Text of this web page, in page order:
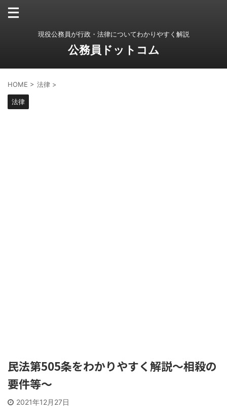
現役公務員が行政・法律についてわかりやすく解説
公務員ドットコム
HOME > 法律 >
法律
民法第505条をわかりやすく解説〜相殺の
要件等〜
2021年12月27日